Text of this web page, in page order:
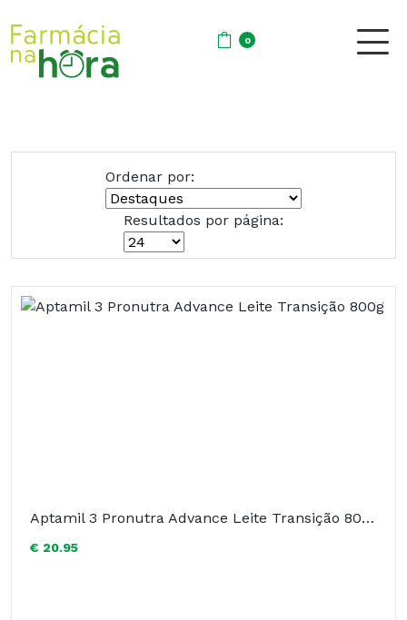
0
Ordenar por:
Resultados por página:
Aptamil 3 Pronutra Advance Leite Transição 800g
€ 20.95